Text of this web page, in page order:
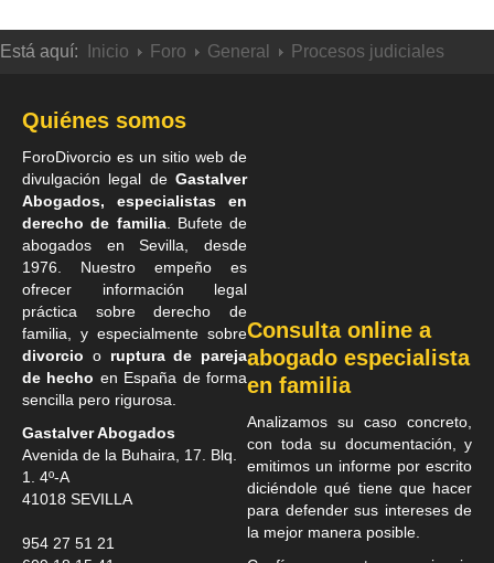
Está aquí: Inicio Foro General Procesos judiciales
Quiénes somos
ForoDivorcio es un sitio web de
divulgación legal de Gastalver
Abogados, especialistas en
derecho de familia. Bufete de
abogados en Sevilla , desde
1976. Nuestro empeño es
ofrecer información legal
práctica sobre derecho de
familia, y especialmente sobre
divorcio o ruptura de pareja
de hecho en España de forma
sencilla pero rigurosa.
Gastalver Abogados
Avenida de la Buhaira, 17. Blq.
1. 4º-A
41018 SEVILLA
954 27 51 21
Consulta online a
abogado especialista
en familia
Analizamos su caso concreto,
con toda su documentación, y
emitimos un informe por escrito
diciéndole qué tiene que hacer
para defender sus intereses de
la mejor manera posible.